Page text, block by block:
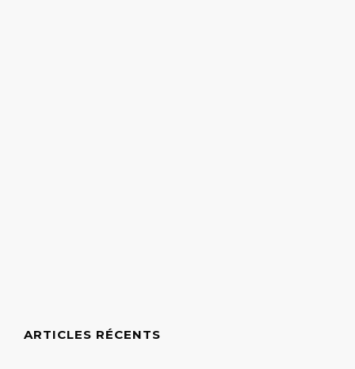
ARTICLES RÉCENTS